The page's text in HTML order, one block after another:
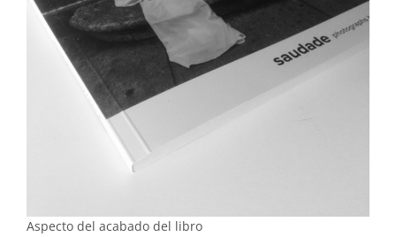
Aspecto del acabado del libro